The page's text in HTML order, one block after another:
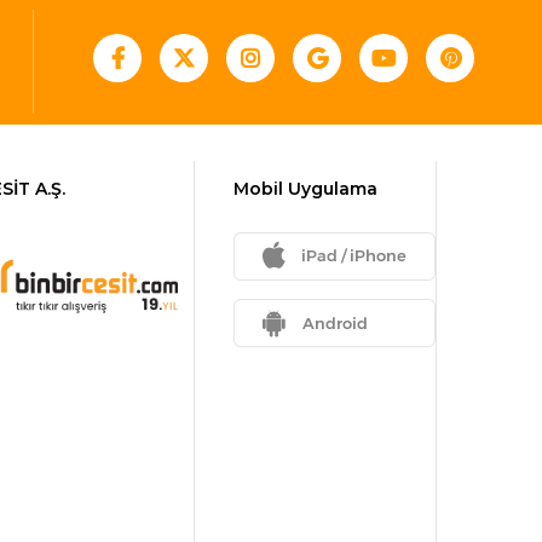
A.Ş. Mobil Uygulama